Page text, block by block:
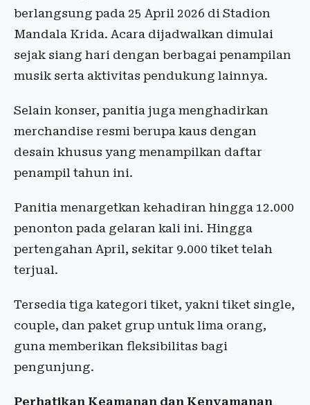
berlangsung pada 25 April 2026 di Stadion
Mandala Krida. Acara dijadwalkan dimulai
sejak siang hari dengan berbagai penampilan
musik serta aktivitas pendukung lainnya.
Selain konser, panitia juga menghadirkan
merchandise resmi berupa kaus dengan
desain khusus yang menampilkan daftar
penampil tahun ini.
Panitia menargetkan kehadiran hingga 12.000
penonton pada gelaran kali ini. Hingga
pertengahan April, sekitar 9.000 tiket telah
terjual.
Tersedia tiga kategori tiket, yakni tiket single,
couple, dan paket grup untuk lima orang,
guna memberikan fleksibilitas bagi
pengunjung.
Perhatikan Keamanan dan Kenyamanan